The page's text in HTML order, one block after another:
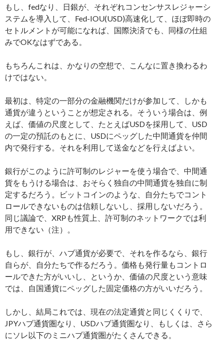
もし、fedなり、日銀が、それぞれコンセンサスレジャーシ
ステムを導入して、Fed-IOU(USD)高速化して、ほぼ即時の
セトルメントが可能になれば、国際決済でも、同様の仕組
みでOKなはずである。
もちろんこれは、かなりの空想で、こんなに置き換わるわ
けではない。
最初は、特定の一部分の金融機関だけが参加して、しかも
通貨が違うということが想定される。そういう場合は、例
えば、価値の尺度として、たとえばUSDを採用して、USD
の一定の預託のもとに、USDにペッグした中間通貨を仲間
内で発行する。それを利用して送金などを行えばよい。
銀行がこのように許可制のレジャーを使う場合で、中間通
貨をもうける場合は、おそらく独自の中間通貨を独自に制
定するだろう。ビットコインのような、自分たちでコント
ロールできないものは信頼しないし、採用しないだろう。
同じ議論で、XRPも性質上、許可制のネットワークでは利
用できない（注）。
もし、銀行が、ハブ通貨が必要で、それを作るなら、銀行
自らが、自分たちで作るだろう。価格も発行量もコントロ
ールできた方がいいし、というか、価値の尺度という意味
では、自国通貨にペッグした固定価格の方がいいだろう。
しかし、結局これでは、現在の法定通貨と同じくくりで、
JPYハブ通貨圏なり、USDハブ通貨圏なり、もしくは、さら
にソレ以下のミニハブ通貨圏がたくさんできる。